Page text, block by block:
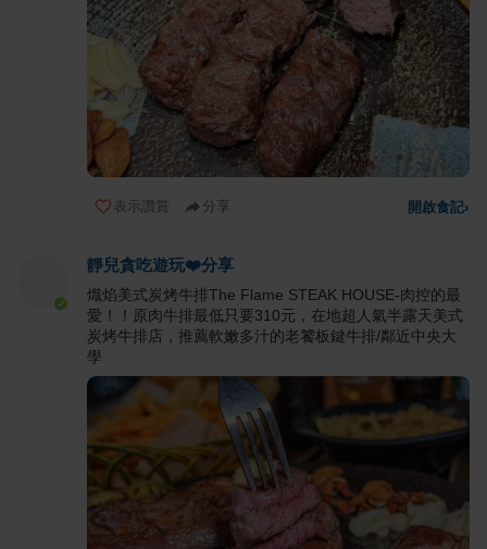
表示讚賞 分享 開啟食記›
靜兒貪吃遊玩❤️分享
熾焰美式炭烤牛排The Flame STEAK HOUSE-肉控的最
愛！！原肉牛排最低只要310元，在地超人氣半露天美式
炭烤牛排店，推薦軟嫩多汁的老饕板鍵牛排/鄰近中央大
學